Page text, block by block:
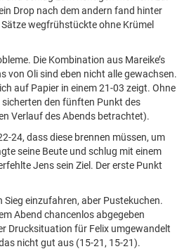
Drop nach dem andern fand hinter
wegfrühstückte ohne Krümel
Die Kombination aus Mareike’s
von Oli sind eben nicht alle gewachsen.
auf Papier in einem 21-03 zeigt. Ohne
den fünften Punkt des
Verlauf des Abends betrachtet).
24, dass diese brennen müssen, um
seine Beute und schlug mit einem
Jens sein Ziel. Der erste Punkt
Sieg einzufahren, aber Pustekuchen.
Abend chancenlos abgegeben
Drucksituation für Felix umgewandelt
nicht gut aus (15-21, 15-21).